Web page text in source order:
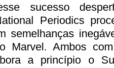
sucesso
Periodics
semelhanças
Marvel. Ambos
a princípio o